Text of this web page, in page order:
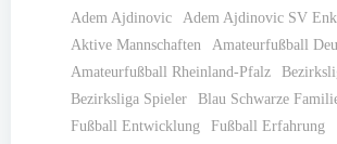
Adem Ajdinovic
Adem Ajdinovic SV
Aktive Mannschaften
Amateurfußball
Amateurfußball Rheinland-Pfalz
Bezirksliga Spieler
Blau Schwarze
Fußball Entwicklung
Fußball Erfahrung